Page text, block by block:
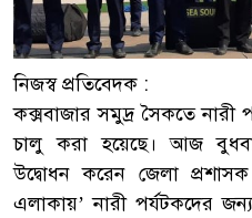
নিজস্ব প্রতিবেদক :
কক্সবাজার সমুদ্র সৈকতে নারী
চালু করা হয়েছে। আজ
উদ্বোধন করেন জেলা
এলাকায়’ নারী পর্যটকদের